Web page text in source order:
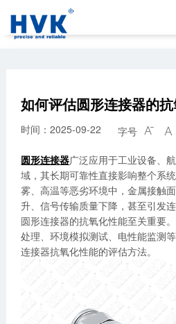
如何评估圆形连接器的
时间：2025-09-22 字号  
圆形连接器广泛应用于工业设备、
域，其长期可靠性直接影响整个系
雾、高温等恶劣环境中，金属接触
升、信号传输质量下降，甚至引发
圆形连接器的抗氧化性能至关重要
处理、环境模拟测试、电性能监测
连接器抗氧化性能的评估方法。